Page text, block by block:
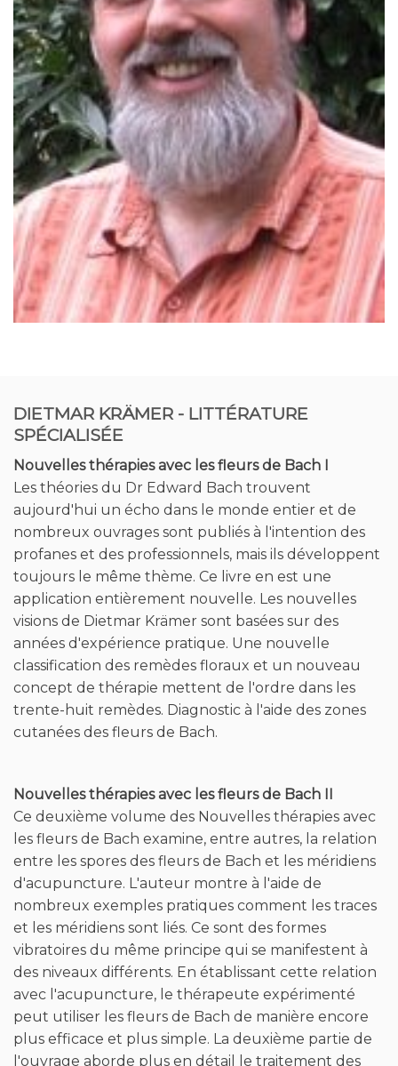
Les théories du Dr Edward Bach trouvent
aujourd'hui un écho dans le monde entier et de
nombreux ouvrages sont publiés à l'intention des
profanes et des professionnels, mais ils développent
toujours le même thème. Ce livre en est une
application entièrement nouvelle. Les nouvelles
visions de Dietmar Krämer sont basées sur des
années d'expérience pratique. Une nouvelle
classification des remèdes floraux et un nouveau
concept de thérapie mettent de l'ordre dans les
trente-huit remèdes. Diagnostic à l'aide des zones
cutanées des fleurs de Bach.
Nouvelles thérapies avec les fleurs de Bach II
entre les spores des fleurs de Bach et les méridiens
d'acupuncture. L'auteur montre à l'aide de
nombreux exemples pratiques comment les traces
et les méridiens sont liés. Ce sont des formes
vibratoires du même principe qui se manifestent à
des niveaux différents. En établissant cette relation
avec l'acupuncture, le thérapeute expérimenté
peut utiliser les fleurs de Bach de manière encore
plus efficace et plus simple. La deuxième partie de
l'ouvrage aborde plus en détail le traitement des
enfants. Un questionnaire spécialement conçu
pour les enfants facilite le diagnostic.